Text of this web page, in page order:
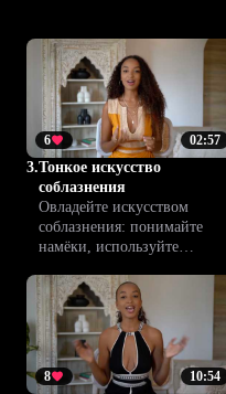
яркие и доверительные
отношения.
02:57
6
3.Тонкое искусство
соблазнения
Овладейте искусством
соблазнения: понимайте
намёки, используйте
становитесь более
уверенным, чутким и
запоминающимся партнёром
с Climax™.
10:54
8